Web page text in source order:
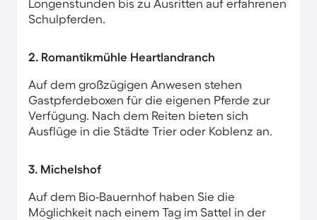
Longenstunden bis zu Ausritten auf erfahrenen
Schulpferden.
2. Romantikmühle Heartlandranch
Auf dem großzügigen Anwesen stehen
Gastpferdeboxen für die eigenen Pferde zur
Verfügung. Nach dem Reiten bieten sich
Ausflüge in die Städte Trier oder Koblenz an.
3. Michelshof
Auf dem Bio-Bauernhof haben Sie die
Möglichkeit nach einem Tag im Sattel in der